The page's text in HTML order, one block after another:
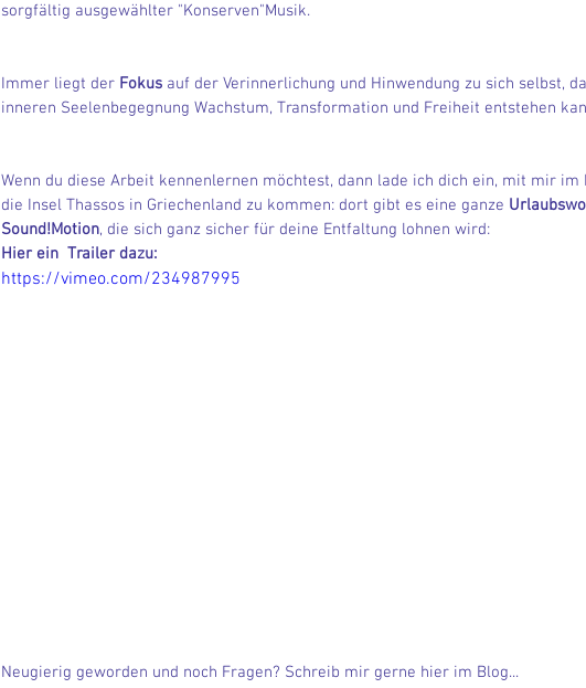
sorgfältig ausgewählter "Konserven"Musik.
Immer liegt der Fokus auf der Verinnerlichung und Hinwendung zu sich selbst,
inneren Seelenbegegnung Wachstum, Transformation und Freiheit entstehen
Wenn du diese Arbeit kennenlernen möchtest, dann lade ich dich ein, mit mir im
die Insel Thassos in Griechenland zu kommen: dort gibt es eine ganze
Sound!Motion, die sich ganz sicher für deine Entfaltung lohnen wird:
Hier ein  Trailer dazu:
https://vimeo.com/234987995
Neugierig geworden und noch Fragen? Schreib mir gerne hier im Blog...